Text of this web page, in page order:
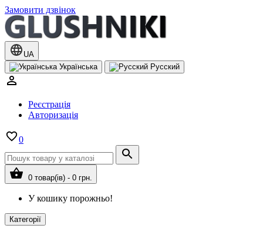
Замовити дзвінок
UA
Українська
Русский
Реєстрація
Авторизація
0
0 товар(ів) - 0 грн.
У кошику порожньо!
Категорії